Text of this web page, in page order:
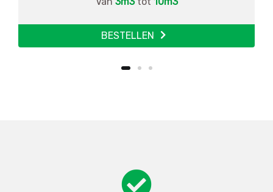
BESTELLEN